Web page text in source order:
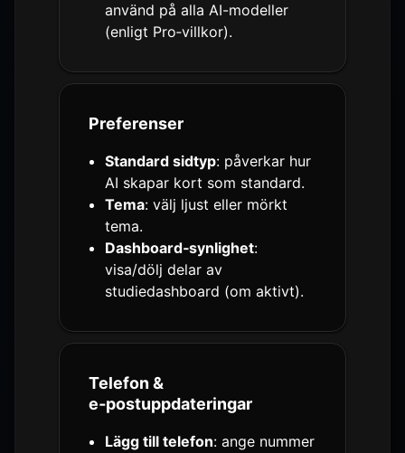
använd på alla AI-modeller
(enligt Pro‑villkor).
Preferenser
Standard sidtyp: påverkar hur
AI skapar kort som standard.
Tema: välj ljust eller mörkt
tema.
Dashboard‑synlighet:
visa/dölj delar av
studiedashboard (om aktivt).
Telefon &
e‑postuppdateringar
Lägg till telefon: ange nummer